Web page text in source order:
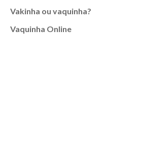
Vakinha ou vaquinha?
Vaquinha Online